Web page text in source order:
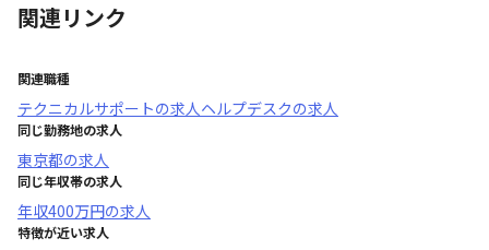
関連リンク
関連職種
テクニカルサポートの求人ヘルプデスクの求人
同じ勤務地の求人
東京都の求人
同じ年収帯の求人
年収400万円の求人
特徴が近い求人